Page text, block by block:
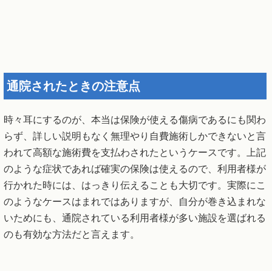
通院されたときの注意点
時々耳にするのが、本当は保険が使える傷病であるにも関わ
らず、詳しい説明もなく無理やり自費施術しかできないと言
われて高額な施術費を支払わされたというケースです。上記
のような症状であれば確実の保険は使えるので、利用者様が
行かれた時には、はっきり伝えることも大切です。実際にこ
のようなケースはまれではありますが、自分が巻き込まれな
いためにも、通院されている利用者様が多い施設を選ばれる
のも有効な方法だと言えます。